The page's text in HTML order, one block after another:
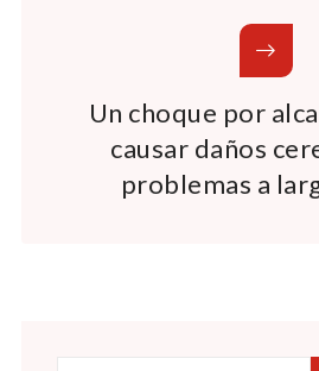
Un choque por
causar daños
problemas a